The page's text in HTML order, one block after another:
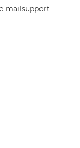
mailsupport